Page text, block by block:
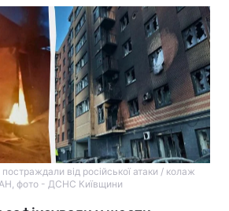
від російської атаки / колаж
фото - ДСНС Київщини